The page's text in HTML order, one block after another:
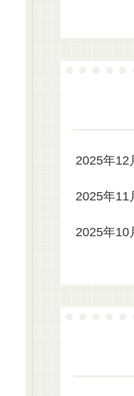
2025年12
2025年11
2025年10